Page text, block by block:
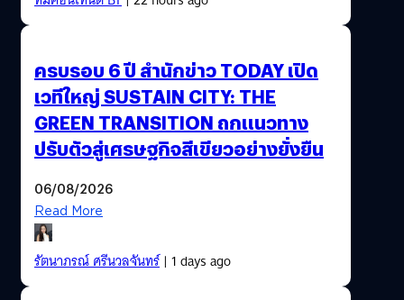
ครบรอบ 6 ปี สำนักข่าว TODAY เปิด
เวทีใหญ่ SUSTAIN CITY: THE
GREEN TRANSITION ถกแนวทาง
ปรับตัวสู่เศรษฐกิจสีเขียวอย่างยั่งยืน
06/08/2026
Read More
รัตนาภรณ์ ศรีนวลจันทร์| 1 days ago